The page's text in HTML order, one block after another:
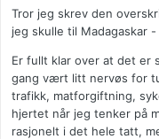
Tror jeg skrev den
jeg skulle til Madagaskar
Er fullt klar over at det er
gang vært litt nervøs for
trafikk, matforgiftning,
hjertet når jeg tenker på
rasjonelt i det hele tatt,